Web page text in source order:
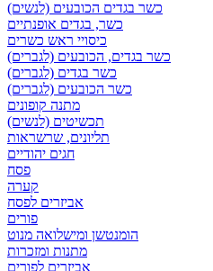
כשר בגדים הכובעים (לנשים)
כשר, בגדים אופנתיים
כיסויי ראש כשרים
כשר בגדים, הכובעים (לגברים)
כשר בגדים (לגברים)
כשר הכובעים (לגברים)
מתנה קופונים
תכשיטים (לנשים)
תליונים, שרשראות
חגים יהודיים
פסח
קערה
אביזרים לפסח
פורים
הומנטשן ומישלואה מנוט
מתנות ומזכרות
אביזרים לפורים